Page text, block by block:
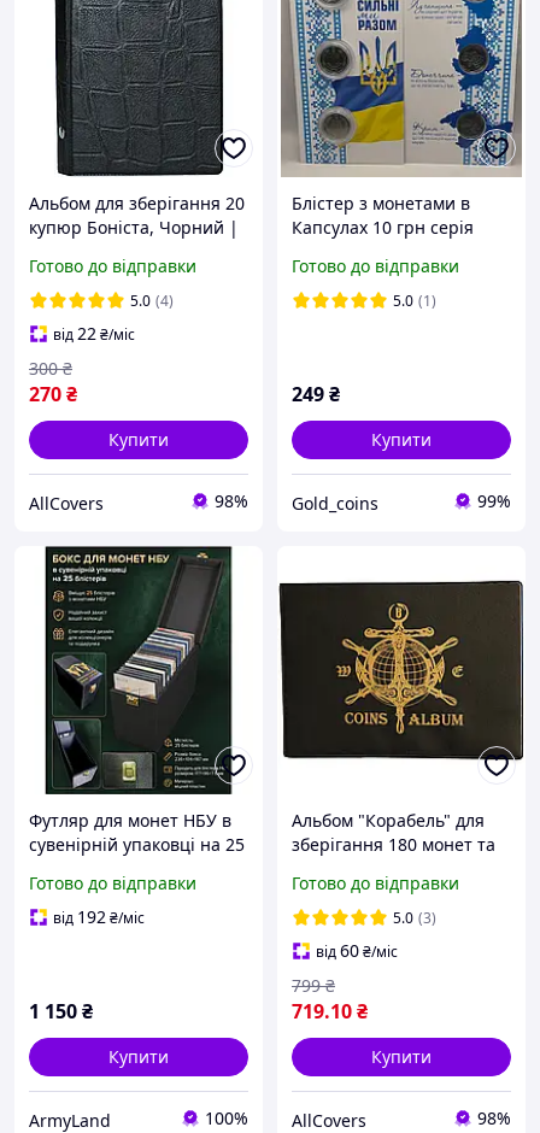
Альбом для зберігання 20
купюр Боніста, Чорний |
банкнот Альбом для
купюр ПВХ
Готово до відправки
5.0 (4)
від22₴/міс
270₴
300 ₴
Купити
AllCovers 98%
Блістер з монетами в
Капсулах 10 грн серія
Луганська область,
Донецька область, Крим
Готово до відправки
5.0 (1)
249₴
Купити
Gold_coins 99%
Футляр для монет НБУ в
сувенірній упаковці на 25
Готово до відправки
від 192₴/міс
1 150₴
Купити
ArmyLand 100%
Альбом "Корабель" для
зберігання 180 монет та
Готово до відправки
5.0 (3)
від60₴/міс
719.10₴
799 ₴
Купити
AllCovers 98%